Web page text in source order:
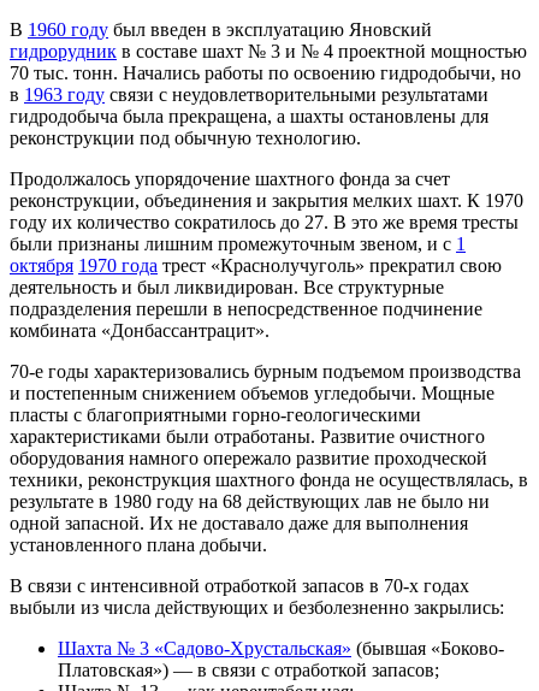
В 1960 году был введен в эксплуатацию Яновский
гидрорудник в составе шахт № 3 и № 4 проектной мощностью
70 тыс. тонн. Начались работы по освоению гидродобычи, но
в 1963 году связи с неудовлетворительными результатами
гидродобыча была прекращена, а шахты остановлены для
реконструкции под обычную технологию.
Продолжалось упорядочение шахтного фонда за счет
реконструкции, объединения и закрытия мелких шахт. К 1970
году их количество сократилось до 27. В это же время тресты
были признаны лишним промежуточным звеном, и с 1
октября 1970 года трест «Краснолучуголь» прекратил свою
деятельность и был ликвидирован. Все структурные
подразделения перешли в непосредственное подчинение
комбината «Донбассантрацит».
70-е годы характеризовались бурным подъемом производства
и постепенным снижением объемов угледобычи. Мощные
пласты с благоприятными горно-геологическими
характеристиками были отработаны. Развитие очистного
оборудования намного опережало развитие проходческой
техники, реконструкция шахтного фонда не осуществлялась, в
результате в 1980 году на 68 действующих лав не было ни
одной запасной. Их не доставало даже для выполнения
установленного плана добычи.
В связи с интенсивной отработкой запасов в 70-х годах
выбыли из числа действующих и безболезненно закрылись:
Шахта № 3 «Садово-Хрустальская» (бывшая «Боково-
Платовская») — в связи с отработкой запасов;